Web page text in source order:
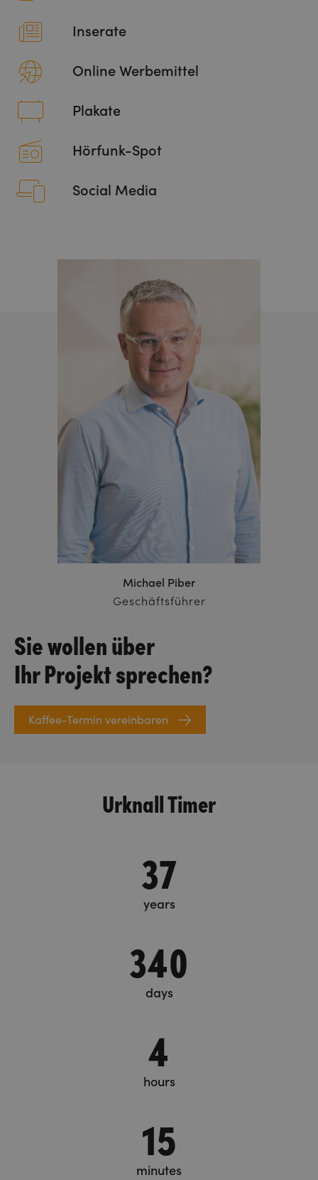
Inserate
Online Werbemittel
Plakate
Hörfunk-Spot
Social Media
Sie wollen über
Ihr Projekt sprechen?
Kaffee-Termin vereinbaren
Michael Piber
Geschäftsführer
Urknall Timer
37
years
340
days
4
hours
15
minutes